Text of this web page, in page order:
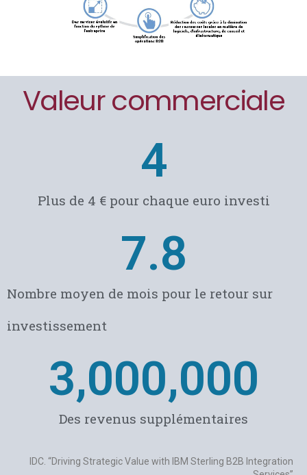
Valeur commerciale
Plus de 4 € pour chaque euro investi
4
Nombre moyen de mois pour le retour sur
investissement
7.8
Des revenus supplémentaires
3,000,000
IDC. “Driving Strategic Value with IBM Sterling B2B Integration